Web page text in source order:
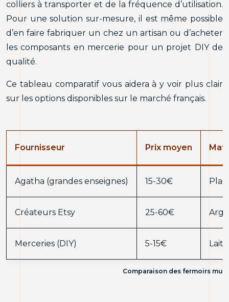
colliers à transporter et de la fréquence d’utilisation.
Pour une solution sur-mesure, il est même possible
d’en faire fabriquer un chez un artisan ou d’acheter
les composants en mercerie pour un projet DIY de
qualité.
Ce tableau comparatif vous aidera à y voir plus clair
sur les options disponibles sur le marché français.
Comparaison des fermoirs
Fournisseur Prix moyen
Agatha (grandes enseignes) 15-30€
Créateurs Etsy 25-60€
Merceries (DIY) 5-15€